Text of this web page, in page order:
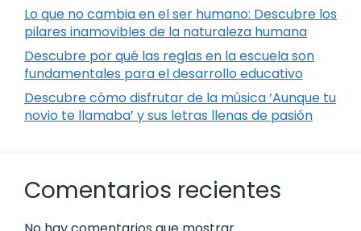
Lo que no cambia en el ser humano: Descubre los
pilares inamovibles de la naturaleza humana
Descubre por qué las reglas en la escuela son
fundamentales para el desarrollo educativo
Descubre cómo disfrutar de la música ‘Aunque tu
novio te llamaba’ y sus letras llenas de pasión
Comentarios recientes